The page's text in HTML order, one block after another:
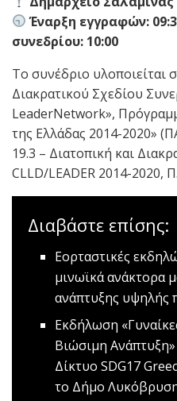
Έναρξη εγγραφών:
συνεδρίου: 10:00
Το συνέδριο υλοποιείται
Διακρατικού Σχεδίου
LeaderNetwork»,
της Ελλάδας 2014-2020»
19.3 – Διατοπική και
CLLD/LEADER 2014-2020,
Διαβάστε επίσης:
Εορταστικές
μινωϊκά ανάκτορα
ανάπτυξης υψηλής
Εκδήλωση
Βιώσιμη Ανάπτυξη»
Δίκτυο SDG17
το Δήμο